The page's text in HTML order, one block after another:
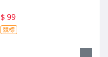
$ 99
競標